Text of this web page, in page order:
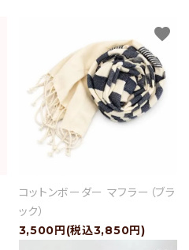
コットンボーダー マフラー（ブラ
ック）
3,500円(税込3,850円)
favorite